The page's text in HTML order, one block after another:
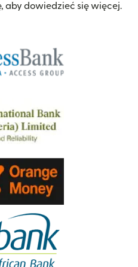
aby dowiedzieć się więcej.